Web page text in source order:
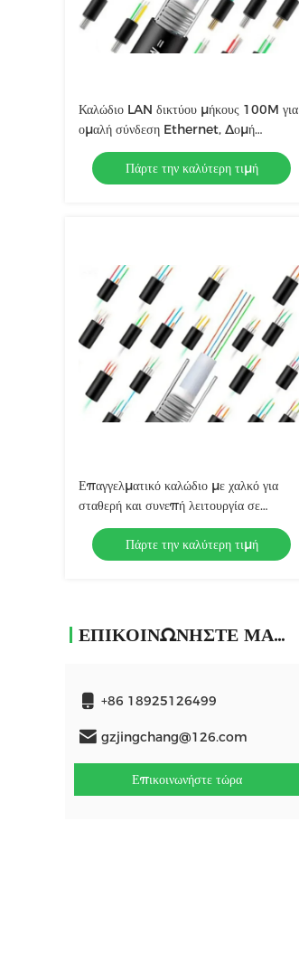
Καλώδιο LAN δικτύου μήκους 100M για
ομαλή σύνδεση Ethernet, Δομή
συστραμμένου ζεύγους 4P
Πάρτε την καλύτερη τιμή
Επαγγελματικό καλώδιο με χαλκό για
σταθερή και συνεπή λειτουργία σε
θερμοκρασία 20C 60C
Πάρτε την καλύτερη τιμή
ΕΠΙΚΟΙΝΩΝΉΣΤΕ ΜΑΖΊ ΜΑΣ
+86 18925126499
gzjingchang@126.com
Επικοινωνήστε τώρα